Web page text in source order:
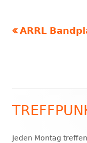
Vorheriger
ARRL
Haupt-
Jeden Montag